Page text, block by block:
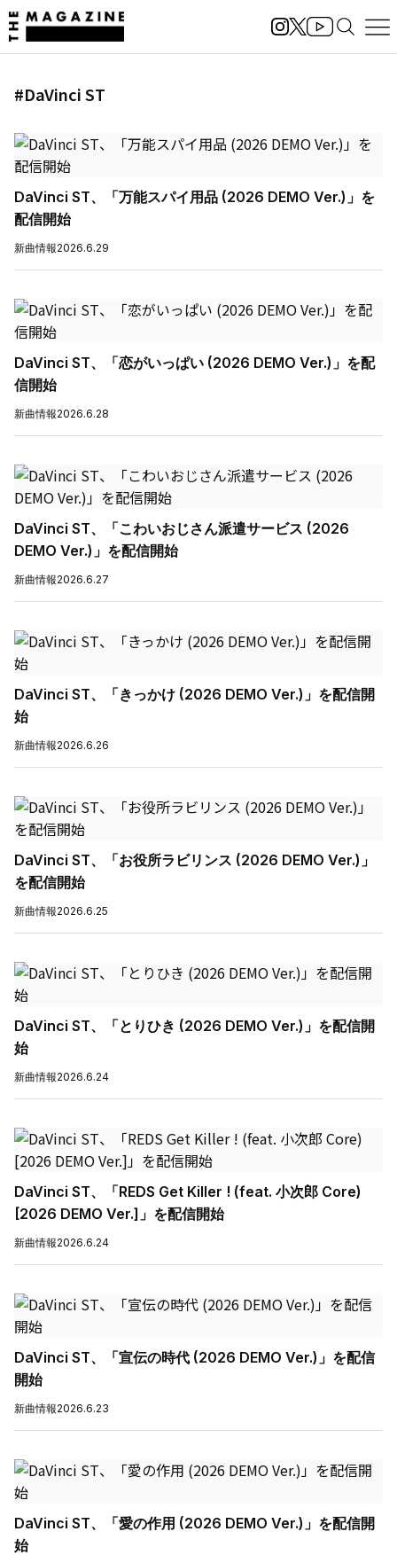
#DaVinci ST
DaVinci ST、「万能スパイ用品 (2026 DEMO Ver.)」を
配信開始
新曲情報2026.6.29
DaVinci ST、「恋がいっぱい (2026 DEMO Ver.)」を配
信開始
新曲情報2026.6.28
DaVinci ST、「こわいおじさん派遣サービス (2026
DEMO Ver.)」を配信開始
新曲情報2026.6.27
DaVinci ST、「きっかけ (2026 DEMO Ver.)」を配信開
始
新曲情報2026.6.26
DaVinci ST、「お役所ラビリンス (2026 DEMO Ver.)」
を配信開始
新曲情報2026.6.25
DaVinci ST、「とりひき (2026 DEMO Ver.)」を配信開
始
新曲情報2026.6.24
DaVinci ST、「REDS Get Killer ! (feat. 小次郎 Core)
[2026 DEMO Ver.]」を配信開始
新曲情報2026.6.24
DaVinci ST、「宣伝の時代 (2026 DEMO Ver.)」を配信
開始
新曲情報2026.6.23
DaVinci ST、「愛の作用 (2026 DEMO Ver.)」を配信開
始